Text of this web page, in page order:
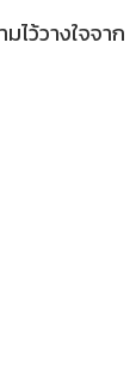
ไว้วางใจจาก